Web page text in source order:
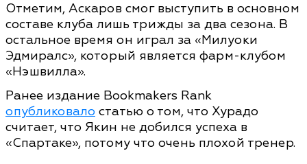
Отметим, Аскаров смог выступить в основном
составе клуба лишь трижды за два сезона. В
остальное время он играл за «Милуоки
Эдмиралс», который является фарм-клубом
«Нэшвилла».
Ранее издание Bookmakers Rank
опубликовало статью о том, что Хурадо
считает, что Якин не добился успеха в
«Спартаке», потому что очень плохой тренер.